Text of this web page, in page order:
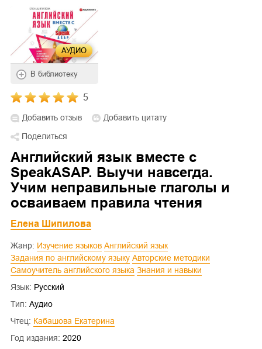
АУДИО
В библиотеку
5
Добавить отзыв
Добавить цитату
Поделиться
Английский язык вместе с
SpeakASAP. Выучи навсегда.
Учим неправильные глаголы и
осваиваем правила чтения
Елена Шипилова
Жанр: Изучение языков
Английский язык
Задания по английскому языку
Авторские методики
Самоучитель английского языка
Знания и навыки
Язык: Русский
Тип: Аудио
Чтец:
Кабашова Екатерина
Год издания: 2020